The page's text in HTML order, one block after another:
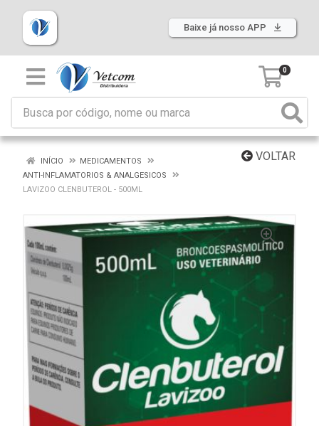
Baixe já nosso APP
0
VOLTAR
INÍCIO
MEDICAMENTOS
ANTI-INFLAMATORIOS & ANALGESICOS
LAVIZOO CLENBUTEROL - 500ML